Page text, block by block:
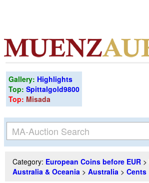
Gallery: Highlights
Top: Spittalgold9800
Top: Misada
Category: European Coins before EUR >
Australia & Oceania > Australia > Cents